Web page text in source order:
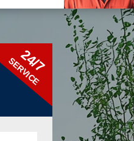
24/7
SERVICE